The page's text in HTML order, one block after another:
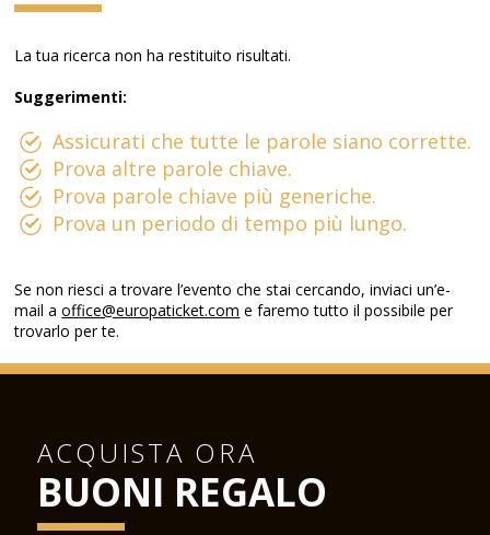
La tua ricerca non ha restituito risultati.
Suggerimenti:
Assicurati che tutte le parole siano corrette.
Prova altre parole chiave.
Prova parole chiave più generiche.
Prova un periodo di tempo più lungo.
Se non riesci a trovare l’evento che stai cercando, inviaci un’e-
mail aoffice@europaticket.com e faremo tutto il possibile per
trovarlo per te.
ACQUISTA ORA
BUONI REGALO